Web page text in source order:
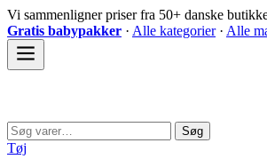
Spring
til
indhold
Vi sammenligner priser fra 50+ danske
Gratis babypakker · Alle kategorier· Alle
Søg
efter:
Søg
Tøj